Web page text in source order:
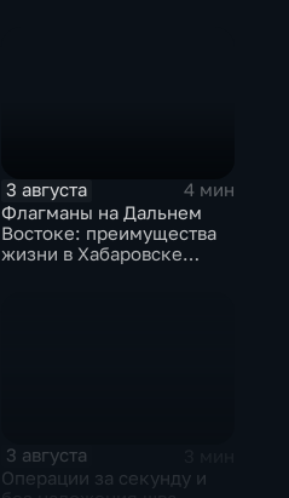
3 августа
4 мин
Флагманы на Дальнем
Востоке: преимущества
жизни в Хабаровске
3 августа
Операции за секунду и